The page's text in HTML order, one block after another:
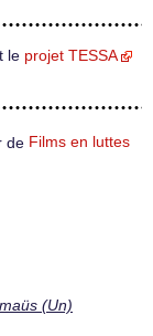
le projet TESSA
de Films en luttes
(Un)